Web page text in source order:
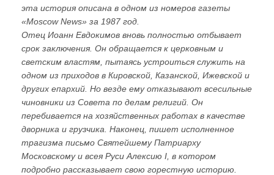
эта история описана в одном из номеров газеты
«Moscow News» за 1987 год.
Отец Иоанн Евдокимов вновь полностью отбывает
срок заключения. Он обращается к церковным и
светским властям, пытаясь устроиться служить на
одном из приходов в Кировской, Казанской, Ижевской и
других епархий. Но везде ему отказывают всесильные
чиновники из Совета по делам религий. Он
перебивается на хозяйственных работах в качестве
дворника и грузчика. Наконец, пишет исполненное
трагизма письмо Святейшему Патриарху
Московскому и всея Руси Алексию I, в котором
подробно рассказывает свою горестную историю.